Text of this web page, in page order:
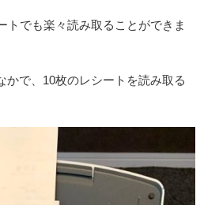
トでも楽々読み取ることができま
かで、10枚のレシートを読み取る